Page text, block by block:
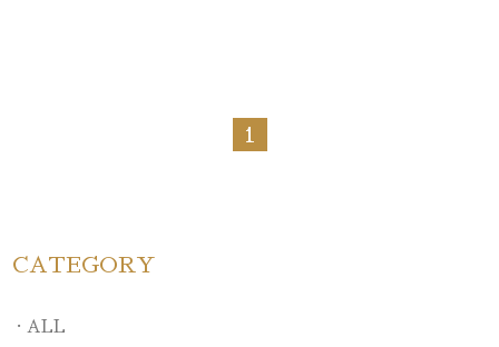
1
CATEGORY
ALL